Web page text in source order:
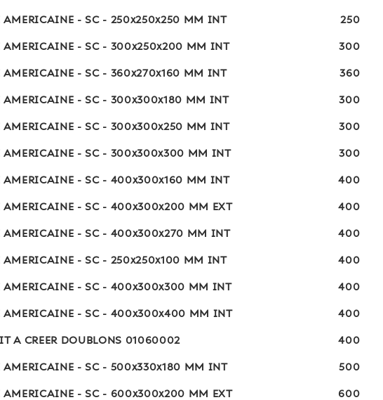
AMERICAINE - SC - 250x250x250 MM INT 250
AMERICAINE - SC - 300x250x200 MM INT 300
AMERICAINE - SC - 360x270x160 MM INT 360
AMERICAINE - SC - 300x300x180 MM INT 300
AMERICAINE - SC - 300x300x250 MM INT 300
AMERICAINE - SC - 300x300x300 MM INT 300
AMERICAINE - SC - 400x300x160 MM INT 400
AMERICAINE - SC - 400x300x200 MM EXT 400
AMERICAINE - SC - 400x300x270 MM INT 400
AMERICAINE - SC - 250x250x100 MM INT 400
AMERICAINE - SC - 400x300x300 MM INT 400
AMERICAINE - SC - 400x300x400 MM INT 400
A CREER DOUBLONS 01060002 400
AMERICAINE - SC - 500x330x180 MM INT 500
AMERICAINE - SC - 600x300x200 MM EXT 600